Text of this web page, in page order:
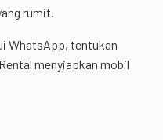
rumit.
WhatsApp, tentukan
menyiapkan mobil